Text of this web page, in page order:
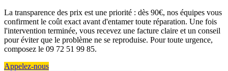
La transparence des prix est une priorité : dès 90€, nos équipes vous
confirment le coût exact avant d'entamer toute réparation. Une fois
l'intervention terminée, vous recevez une facture claire et un conseil
pour éviter que le problème ne se reproduise. Pour toute urgence,
composez le 09 72 51 99 85.
Appelez-nous